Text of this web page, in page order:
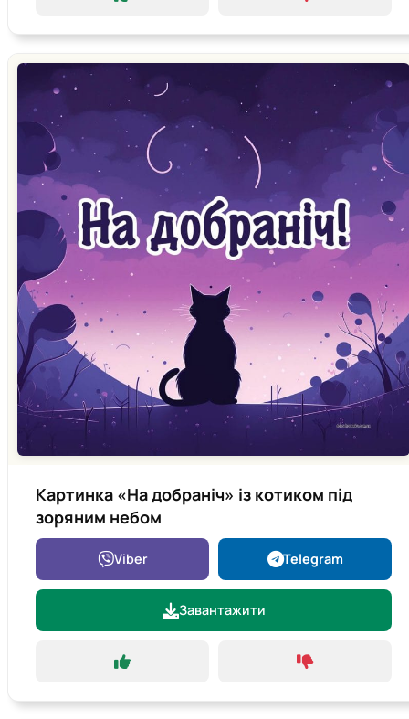
Картинка «На добраніч» із котиком під
зоряним небом
Viber Telegram
Завантажити